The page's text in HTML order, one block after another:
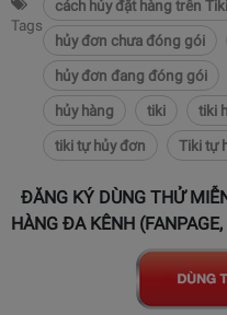
Tags
cách hủy đặt hàng trên Tiki
hủy đơn chưa đóng gói
hủy đơn đang đóng gói
hủy hàng
tiki tiki
tiki tự hủy đơn
Tiki tự
ĐĂNG KÝ DÙNG THỬ
HÀNG ĐA KÊNH